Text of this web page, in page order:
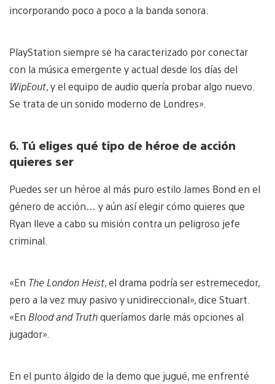
incorporando poco a poco a la banda sonora.
PlayStation siempre se ha caracterizado por conectar
con la música emergente y actual desde los días del
WipEout, y el equipo de audio quería probar algo nuevo.
Se trata de un sonido moderno de Londres».
6. Tú eliges qué tipo de héroe de acción
quieres ser
Puedes ser un héroe al más puro estilo James Bond en el
género de acción… y aún así elegir cómo quieres que
Ryan lleve a cabo su misión contra un peligroso jefe
criminal.
«En The London Heist, el drama podría ser estremecedor,
pero a la vez muy pasivo y unidireccional», dice Stuart.
«En Blood and Truthqueríamos darle más opciones al
jugador».
En el punto álgido de la demo que jugué, me enfrenté